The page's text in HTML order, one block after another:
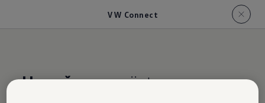
VW Connect
Umrežensa svijetom